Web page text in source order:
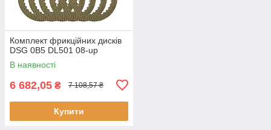
Комплект фрикційних дисків
DSG 0B5 DL501 08-up
В наявності
6 682,05 ₴ 7 108,57 ₴
Купити